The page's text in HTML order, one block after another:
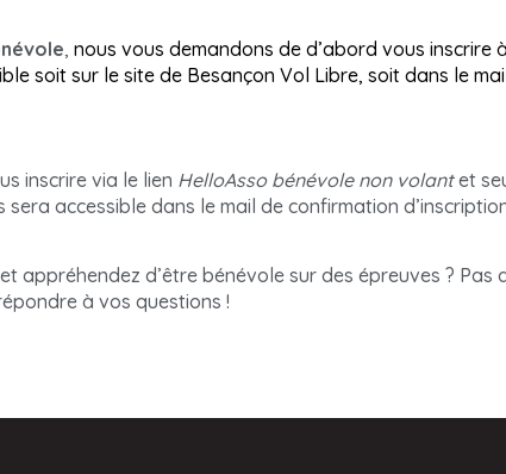
, nous vous demandons de d’abord vous inscrire
soit sur le site de Besançon Vol Libre, soit dans le
inscrire via le lien HelloAsso bénévole non volantet
accessible dans le mail de confirmation
appréhendez d’être bénévole sur des épreuves ?
à vos questions !